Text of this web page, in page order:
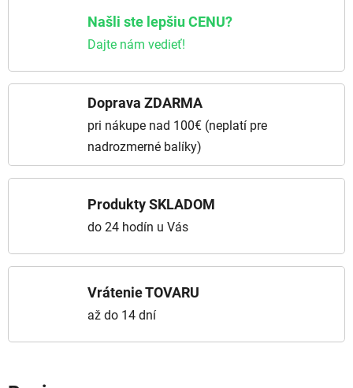
Našli ste lepšiu CENU?
Dajte nám vedieť!
Doprava ZDARMA
pri nákupe nad 100€ (neplatí pre
nadrozmerné balíky)
Produkty SKLADOM
do 24 hodín u Vás
Vrátenie TOVARU
až do 14 dní